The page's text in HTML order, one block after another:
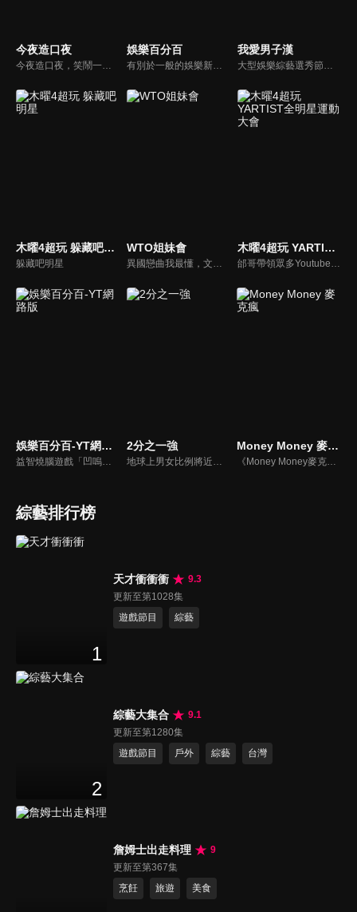
今夜造口夜
今夜造口夜，笑鬧一整夜。以網路自製嘲諷節目走紅、在網路擁有廣大支持群眾和影響力的主播「視網膜」，藉此一揉合綜藝與喜劇之談話性節目，帶觀眾以輕鬆之方式，瞭解時下最熱門、最能引起共鳴的社會議題、現象和人物。 多元的切入角度、最輕鬆易懂的議題剖析、言論尺度不設限！
娛樂百分百
有別於一般的娛樂新聞播報，透過遊戲、粉絲互動認識大明星們的真性情，歌唱單元讓你享受歌手們天籟般的歌聲，各式專題報導是為最佳懶人包，掌握最新娛樂動態，求新求變的節目單元刺激你的感官、滿足你的視覺，帶給你滿滿的歡笑，洗去整日的疲憊！
我愛男子漢
大型娛樂綜藝選秀節目《我愛男子漢》強勢登場！打造全新華語男子團體！各個參賽者無不卯足全力，使出看家本領只為登上夢想殿堂！為了擄獲評審芳心，哪些參賽者會使出意想不到的絕招呢？獨家精彩內容搶先看，想知道有什麼大來賓大駕光臨？想知道有那些爆笑互動內容？
木曜4超玩 躲藏吧明星
躲藏吧明星
WTO姐妹會
異國戀曲我最懂，文化衝擊大不同！到底新住民怎麼看台灣？讓我們與主持人和來自世界各地的外國朋友，一起聊聊不同國家文化差異、衝擊、風俗、語言學習經驗、婚姻生活等。
木曜4超玩 YARTIST全明星運動大會
邰哥帶領眾多Youtuber舉辦運動會，全部人都動起來！木曜4超玩傾盡全力全新大型力作，集結YARTIST一同揮灑汗水爭取榮譽！
娛樂百分百-YT網路版
益智燒腦遊戲「凹嗚狼人殺」激發你的邏輯推理能力，偶像巨星雲集，全球娛樂資訊，一手掌握不脫節！2025全新升級改版，盡在《娛樂百分百-YT網路版》！
2分之一強
地球上男女比例將近一比一，也就是有二分之一的女人。我們認為新世代的女人不論在能力、經濟、教育、工作上都不輸男人，這些獨立自主的女人早已撐起半邊天，她們有自己的價值觀和感情觀，我們稱她們是『二分之一強』。
Money Money 麥克瘋
《Money Money麥克瘋》節目強調不比音準、不比音色，也不比外型、外貌、氣質、長相等如何，只強調只要歌詞記得牢，就可以參加比賽。
綜藝排行榜
1
天才衝衝衝
9.3
更新至第1028集
遊戲節目
綜藝
2
綜藝大集合
9.1
更新至第1280集
遊戲節目
戶外 綜藝 台灣
詹姆士出走料理
9
更新至第367集
烹飪
旅遊 美食